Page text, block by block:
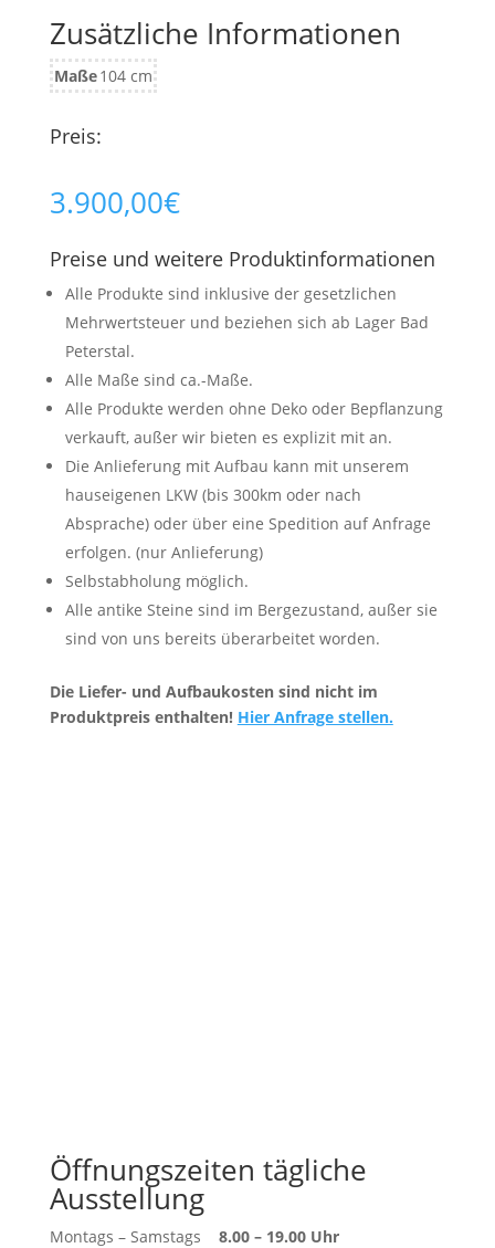
Zusätzliche Informationen
Maße104 cm
Preis:
3.900,00€
Preise und weitere Produktinformationen
Alle Produkte sind inklusive der gesetzlichen
Mehrwertsteuer und beziehen sich ab Lager Bad
Peterstal.
Alle Maße sind ca.-Maße.
Alle Produkte werden ohne Deko oder Bepflanzung
verkauft, außer wir bieten es explizit mit an.
Die Anlieferung mit Aufbau kann mit unserem
hauseigenen LKW (bis 300km oder nach
Absprache) oder über eine Spedition auf Anfrage
erfolgen. (nur Anlieferung)
Selbstabholung möglich.
Alle antike Steine sind im Bergezustand, außer sie
sind von uns bereits überarbeitet worden.
Die Liefer- und Aufbaukosten sind nicht im
Produktpreis enthalten! Hier Anfrage stellen.
Öffnungszeiten tägliche
Ausstellung
Montags – Samstags 8.00 – 19.00 Uhr